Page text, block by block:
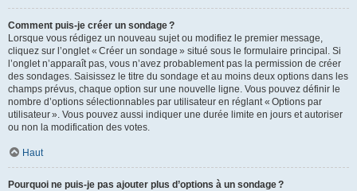
Comment puis-je créer un sondage ?
Lorsque vous rédigez un nouveau sujet ou modifiez le premier message,
cliquez sur l’onglet « Créer un sondage » situé sous le formulaire principal. Si
l’onglet n’apparaît pas, vous n’avez probablement pas la permission de créer
des sondages. Saisissez le titre du sondage et au moins deux options dans les
champs prévus, chaque option sur une nouvelle ligne. Vous pouvez définir le
nombre d’options sélectionnables par utilisateur en réglant « Options par
utilisateur ». Vous pouvez aussi indiquer une durée limite en jours et autoriser
ou non la modification des votes.
Haut
Pourquoi ne puis-je pas ajouter plus d’options à un sondage ?